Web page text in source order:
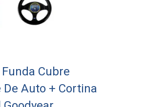
Cubre
De Auto + Cortina